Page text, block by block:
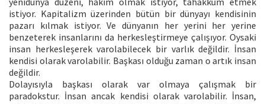
istiyor. Kapitalizm üzerinden bütün bir dünyayı kendisinin
pazarı kılmak istiyor. Ve dünyanın her yerini her yerine
benzeterek insanlarını da herkesleştirmeye çalışıyor. Oysaki
insan herkesleşerek varolabilecek bir varlık değildir. İnsan
kendisi olarak varolabilir. Başkası olduğu zaman o artık insan
değildir.
Dolayısıyla başkası olarak var olmaya çalışmak bir
paradokstur. İnsan ancak kendisi olarak varolabilir. İnsan,